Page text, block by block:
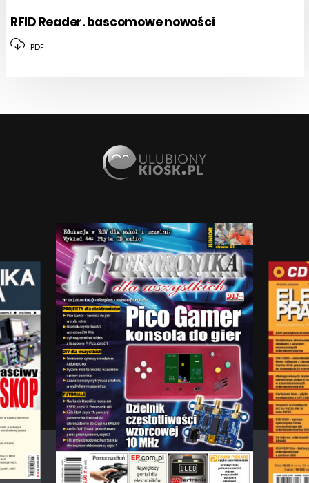
RFID Reader. bascomowe nowości
PDF